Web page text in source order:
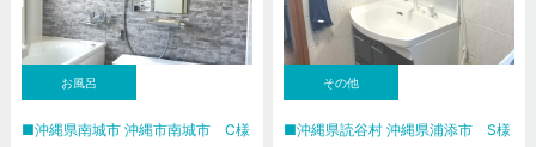
お風呂
沖縄県南城市 沖縄市南城市 C様
その他
沖縄県読谷村 沖縄県浦添市 S様